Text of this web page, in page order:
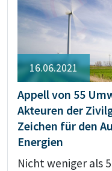
16.06.2021
Appell von 55
Akteuren der
Zeichen für den
Energien
Nicht weniger als